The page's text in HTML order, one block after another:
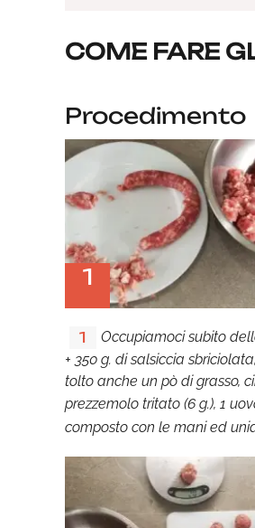
COME FARE
Procedimento
1
1
Occupiamoci subito
+ 350 g. di salsiccia
tolto anche un pò di grasso,
prezzemolo tritato (6 g.), 1
composto con le mani ed